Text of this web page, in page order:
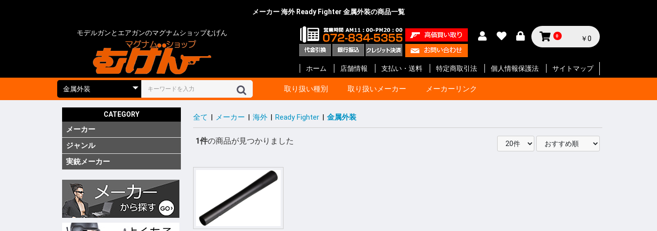
メーカー 海外 Ready Fighter 金属外装の商品一覧
モデルガンとエアガンのマグナムショップむげん 0 ￥0
ホーム 店舗情報 支払い・送料 特定商取引法 個人情報保護法 サイトマップ
取り扱い種別 取り扱いメーカー メーカーリンク
CATEGORY
メーカー 国内 東京マルイ GBB ハンドガン
GBB ライフル
電動ガン 次世代
電動ガン ハイサイクル
電動ガン
電動ガン バッテリー等
電動ガン マガジン
電動ガン アクセサリー
エアーライフル
ショットガン
ガスガン
ガスガン マガジン
ガスガン アクセサリー
エアーガン アクセサリ
エアーガン マガジン
サイト関連
汎用品
10歳以上用
消耗品 他
KSC ガスブローバック
ガス ライフル・SMG
CO2ブローバック
モデルガン
電動ガン
ガス マガジン
モデルガン カート等
アクセサリー
電動 マガジン等
消耗品 他
マルシン ガス ブローバック
ガス リボルバー
ガス ライフル・SMG
8mm ハンドガン
モデルガン オート
モデルガン リボルバー
モデルガン 長物
キット モデルガン
モデルガン 金属
ガス マガジン
モデルガン カート等
アクセサリー
グリップ
ガスガン 他
消耗品 他
タナカ ガス リボルバー
ガス ブローバック
エアー ライフル
ガス ライフル
モデルガン リボルバー
モデルガン オート
モデルガン 金属
モデルガン ライフル
ガス マガジン
グリップ
アクセサリー
モデルガン カート等
マルゼン エアー ハンドガン
ガス ブローバック
エアー ライフル
ガス ライフル・SMG
マガジン
アクセサリー
消耗品
ハートフォード モデルガン リボルバ
モデルガン オート
モデルガン キット
ガスガン
アクセサリー
カートリッジ等
グリップ
クラフト アップル モデルガン リボルバー
モデルガン オート
モデルガン ライフル
モデルガン カート等
グリップ
グレネード
その他
KTW エアーガン
電動ガン
アクセサリー
タニオ・コバ モデルガン オート
モデルガン ライフル
モデルガン カート等
カスタムパーツ エアガ
その他
BATON Airsoft
BWC モデルガン オート
モデルガン カート等
モデルガン キット
カスタムパーツ
ガスガン
グリップ
ショウエイ
エラン モデルガン
モデルガンパーツ
A!CTION(アクション) モデルガン リボルバー
モデルガン オートマチ
アクセサリー
KM企画 インナーバレル
サイレンサー
キャロムショット 塗装・仕上げ
モデルガン用
グリップ リボルバ用
グリップ オート用
ガスガン 外装パーツ
ガスガン 内部パーツ
メンテナンス
パンドラ アームズ
R.C.C.
ガンショップ インディ 塗装
メンテナンス
ガンスミス シークレッ
ト
スプレー塗料
ブルーイング剤
メンテナンス
メディコム
ファインケミカル
オプション No.1
G-Force
Carbon8 CO2 ブローバックガン
スペアマガジン パー
HoneyBee
エス・ツー・エス その他
BB弾
照準器
ホルスター
ケース類
U-18
エアガン
ガスガン
ET-1
プロテック
イースト.A オート用
リボルバー用
革製 ショルダー
革製 ヒップ
ナイロン製 ショルダー
ナイロン製 ヒップ
ウエスタン
レッグ バックサイド
ポーチ
ケース類
ライラクス
モッジ
ノーベルアームズ 照準器
マウント 他
マックジャパン モデルガン用品
ホルスター
M W グレネード
フリーダムアート
ライト ダミーカート
CーTec 発火カートリッジ
空撃ちダミーカートリ
ダミーブレット
モデルガン カスタムパ
ファイアフライ
ガスガン用カスタムパ
電動ガン用カスタムパ
パッキン類
TOP 電動ガン
アクセサリー
宮川ゴム
レザーアート ケイン
ZEKE
GAW
ガンスミス忍者
国内メーカー その他
海外 DETONATOR スライド
サイト
アウターバレル
その他
GUARDER GLOCK Gen.5
GLOCK Gen.4
GLOCK Gen.3
H&K
V10 / DETONICS
1911 ・ MEU等
Hi-CAPA
M&P
DESERT EAGLE
P226
M92F
金属外装パーツ
内部カスタムパーツ
その他
Guns Modify マグロ用パーツ
カスタムパーツ
アクセサリー
COW COW GLOCK
ROBIN HOOD リボルバー用パーツ
オート用パーツ
Anvil マルイ用
WA用
その他
Vector Optics
Bomber Airsoft
WE-Tech ガス ハンドガン
ガス ライフル
マガジン 他
ENIGMA
NOVA アウターバレル
金属外装パーツ
金属外装キット
Prime カスタムパーツ
金属外装パーツ
金属外装キット
RA-Tech
KJ Works ガス ハンドガン
マガジン 他
ガス ライフル
BOLT ガスブローバック
G&G
VFC
UMaREX
AIP
Ready Fighter 金属外装
NeBula アウターバレル
外装パーツ
内部カスタムパーツ
Airsoft Surgeon
T8 Airsoft
Shooter’s Desion
SILVERBACK Airsoft
W I I Tech
Ace-1 Arms
ACETECH
AABB
C&C tac
SAPH
ANGRY GUN
AMOMAX / CYTAC
FMA
海外メーカー その他
実銃用品 コルト
ベレッタ
スミス&ウエッソン
グロック
HOGUE オート用
リボルバ用
ライフル用
木製
G-10 素材製
その他アクセサリー
PACHMAYR オート用
汎用
リボルバ用
木製
G-10 素材製
ALTAMONT オート用
リボルバ用
G-10 素材製
VZ Grips
LINVILLE
LOK Grips
CERUS GEAR
MAGPUL
Birchwood
HKS
実銃用品メーカー その
他
ジャンル ガス ブローバック マシンピストル
ガス SMG ライフル
ガス リボルバ
ガス 他
電動 次世代
電動 ハイサイクル
電動ガン
電動 SMG
電動 ハンドガン
エアーコッキング
エアーライフル SMG
CO2 ガスガン
モデルガン リボルバ
モデルガン オート
モデルガン 長物
金属モデルガン
キットモデルガン
競技用銃(販売登録品)
ショットガン
海外製 電動ガン
海外製 GBB ライフル
海外製 GBB ハンドガン
キットエアガン
グレネードランチャ
グレネード弾
ガスガンアクセサリー
エアガンアクセサリー
電動ガンアクセサリー
モデルガンアクセサリ
汎用アクセサリー(純正)
ガスガンスペアマガジ
エアガンスペアマガジ
電動ガンスペアマガジ
モデルガンスペアマガ
グリップ オートマチック用
リボルバー用
グリップ(実銃用) その他
Altamont
HOGUE
Pachmayr
BERETTA
外装カスタムパーツ マルイ 1911
マルイ GLOCK
アウターバレル
内部カスタムパーツ マルイ 1911
マルイ GLOCK用
ゴムパッキン類
ガスガン用
電動ガン用
エアーガン用
ディテールアップパー
バッテリー・充電器
電動ガン用 カスタムパ
ダミーカート
モデルガン カスタムパ
照準器 ドットサイト
スコープ
照準器周辺
サイレンサー
ライト・レーザー
トレーサー
ホルスター(革)
ホルスター(樹脂)
ホルスター(ナイロン) オートマチック
リボルバー
その他
ポーチ類
ケース類
メンテナンス
消耗品 ガス BB弾
工具
塗装・仕上げ
汎用アクセサリー
シューティング用品
ガンスタンド
プロテクション
18才未満用
18才未満用品
カスタムガン ガスブローバック
モデルガン
その他
特価品 アクセサリー
モデルガン
エアーソフトガン
処分品
実銃メーカー
全て | メーカー | 海外 | Ready Fighter | 金属外装
1件の商品が見つかりました